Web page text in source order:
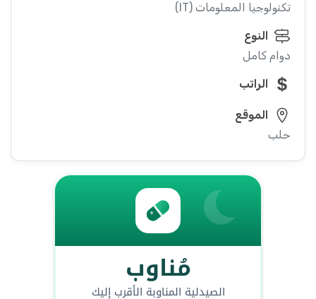
تكنولوجيا المعلومات (IT)
النوع
دوام كامل
الراتب
الموقع
حلب